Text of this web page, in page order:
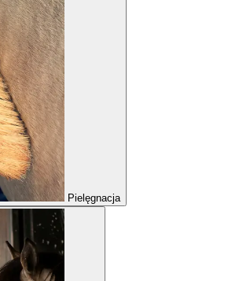
Pielęgnacja